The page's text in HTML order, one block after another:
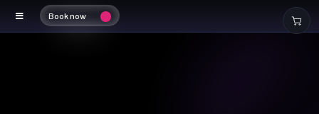
Book now